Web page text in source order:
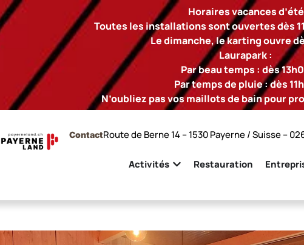
Horaires vacances d’été
Toutes les installations sont ouvertes dès
Le dimanche, le karting ouvre
Laurapark :
Par beau temps : dès
Par temps de pluie : dès
N’oubliez pas vos maillots de bain pour
ContactRoute de Berne 14 – 1530 Payerne / Suisse –
Activités Restauration